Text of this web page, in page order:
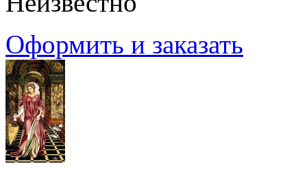
Оформить и заказать